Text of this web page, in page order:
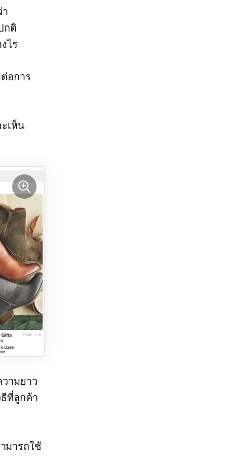
กติ
ไร
อการ
เห็น
ามยาว
ที่ลูกค้า
มารถใช้